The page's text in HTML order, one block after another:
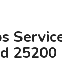
25200